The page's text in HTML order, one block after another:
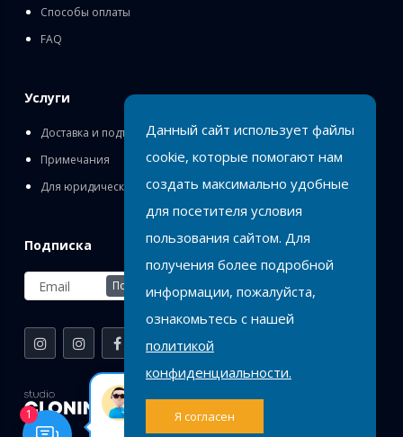
Способы оплаты
FAQ
Услуги
Доставка и подъём
Примечания
Для юридических лиц
Подписка
Подписаться
1
Оставь заявку или
напиши нам на
Данный сайт использует файлы
cookie, которые помогают нам
создать максимально удобные
для посетителя условия
пользования сайтом. Для
получения более подробной
информации, пожалуйста,
ознакомьтесь с нашей
политикой
конфиденциальности.
Я согласен